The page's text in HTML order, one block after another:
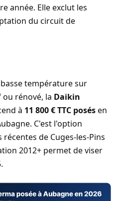
année. Elle exclut les
du circuit de
température sur
rénové, la Daikin
à 11 800 € TTC posésen
C'est l'option
de Cuges-les-Pins
2012+ permet de viser